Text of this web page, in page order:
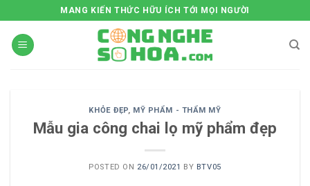
to
content
MANG KIẾN THỨC HỮU ÍCH TỚI MỌI NGƯỜI
KHỎE ĐẸP, MỸ PHẨM - THẨM MỸ
Mẫu gia công chai lọ mỹ phẩm đẹp
POSTED ON 26/01/2021 BY BTV05